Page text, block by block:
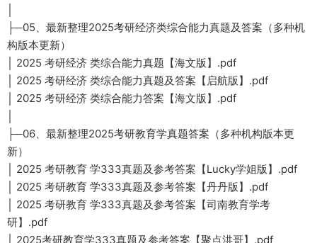
├─05、最新整理2025考研经济类综合能力真题及答案（多种机
构版本更新）
│ 2025 考研经济 类综合能力真题【海文版】.pdf
│ 2025 考研经济 类综合能力真题及答案【启航版】.pdf
│ 2025 考研经济 类综合能力答案【海文版】.pdf
├─06、最新整理2025考研教育学真题答案（多种机构版本更
新）
│ 2025 考研教育 学333真题及参考答案【Lucky学姐版】.pdf
│ 2025 考研教育 学333真题及参考答案【丹丹版】.pdf
│ 2025 考研教育 学333真题及参考答案【司南教育学考
研】.pdf
│ 2025考研教育学333真题及参考答案【聚点洪哥】.pdf